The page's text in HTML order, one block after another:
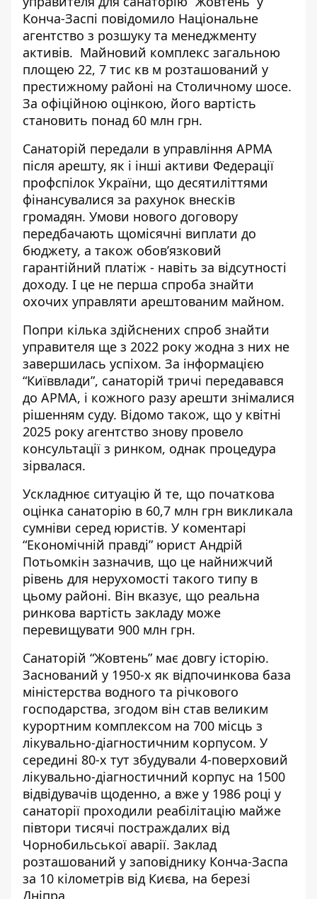
Конча-Заспі повідомило Національне
агентство з розшуку та менеджменту
активів. Майновий комплекс загальною
площею 22, 7 тис кв м розташований у
престижному районі на Столичному шосе.
За офіційною оцінкою, його вартість
становить понад 60 млн грн.
Санаторій передали в управління АРМА
після арешту, як і інші активи Федерації
профспілок України, що десятиліттями
фінансувалися за рахунок внесків
громадян. Умови нового договору
передбачають щомісячні виплати до
бюджету, а також обов’язковий
гарантійний платіж - навіть за відсутності
доходу. І це не перша спроба знайти
охочих управляти арештованим майном.
Попри кілька здійснених спроб знайти
управителя ще з 2022 року жодна з них не
завершилась успіхом. За інформацією
“Київвлади”, санаторій тричі передавався
до АРМА, і кожного разу арешти знімалися
рішенням суду. Відомо також, що у квітні
2025 року агентство знову провело
консультації з ринком, однак процедура
зірвалася.
Ускладнює ситуацію й те, що початкова
оцінка санаторію в 60,7 млн грн викликала
сумніви серед юристів. У коментарі
“Економічній правді”юрист Андрій
Потьомкін зазначив, що це найнижчий
рівень для нерухомості такого типу в
цьому районі. Він вказує, що реальна
ринкова вартість закладу може
перевищувати 900 млн грн.
Санаторій “Жовтень” має довгу історію.
Заснований у 1950-х як відпочинкова база
міністерства водного та річкового
господарства, згодом він став великим
курортним комплексом на 700 місць з
лікувально-діагностичним корпусом. У
середині 80-х тут збудували 4-поверховий
лікувально-діагностичний корпус на 1500
відвідувачів щоденно, а вже у 1986 році у
санаторії проходили реабілітацію майже
півтори тисячі постраждалих від
Чорнобильської аварії. Заклад
розташований у заповіднику Конча-Заспа
за 10 кілометрів від Києва, на березі
Дніпра.